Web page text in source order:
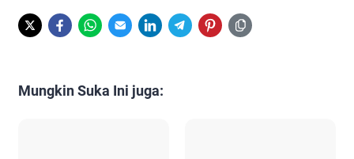
Mungkin Suka Ini juga: